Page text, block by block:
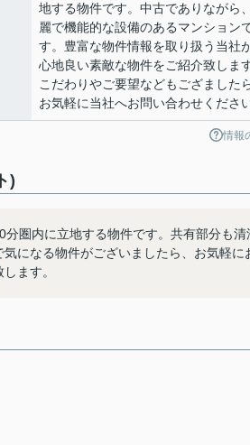
地する物件です。中古でありながら
麗で機能的な設備のあるマンション
す。豊富な物件情報を取り扱う当社
心地良い素敵な物件をご紹介致しま
こだわりやご要望などもござました
お気軽に当社へお問い合わせくださ
情報
)
圏内に立地する物件です。共有部分も清
になる物件がございましたら、お気軽に
ます。